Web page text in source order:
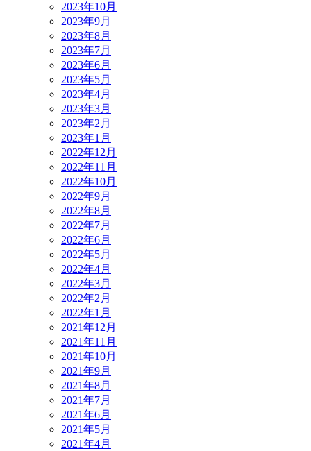
2023年10月
2023年9月
2023年8月
2023年7月
2023年6月
2023年5月
2023年4月
2023年3月
2023年2月
2023年1月
2022年12月
2022年11月
2022年10月
2022年9月
2022年8月
2022年7月
2022年6月
2022年5月
2022年4月
2022年3月
2022年2月
2022年1月
2021年12月
2021年11月
2021年10月
2021年9月
2021年8月
2021年7月
2021年6月
2021年5月
2021年4月